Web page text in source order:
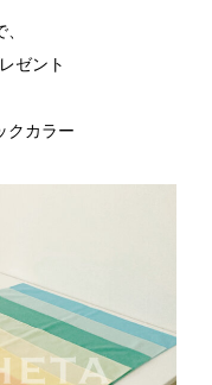
ゼント
クカラー